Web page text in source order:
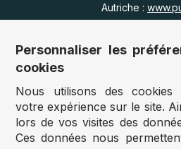
Autriche :
Royaume Uni :
Accès
Vous avez un
Vous souhaitez accéder à
Personnaliser les
cookies
Nous utilisons des cookies
votre expérience sur le site.
lors de vos visites des
Ces données nous